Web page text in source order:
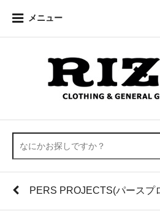
メニュー
PERS PROJECTS(パースプ